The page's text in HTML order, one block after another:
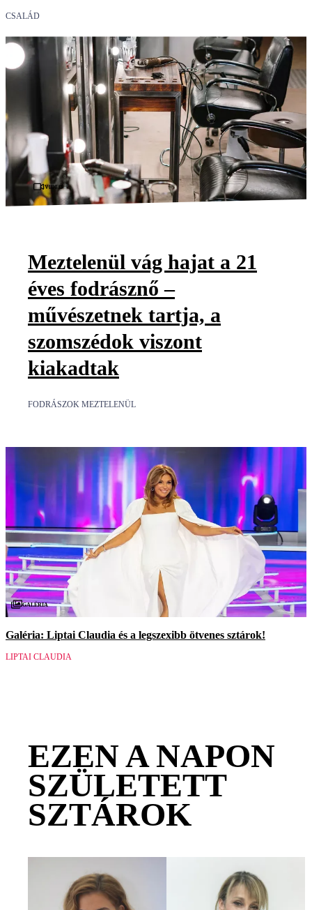
CSALÁD
Videó
Meztelenül vág hajat a 21
éves fodrásznő –
művészetnek tartja, a
szomszédok viszont
kiakadtak
FODRÁSZOK MEZTELENÜL
Galéria
Galéria: Liptai Claudia és a legszexibb ötvenes sztárok!
LIPTAI CLAUDIA
EZEN A NAPON
SZÜLETETT
SZTÁROK